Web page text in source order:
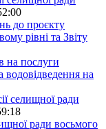
до проєкту
рівні та Звіту
на послуги
водовідведення на
селищної ради
ради восьмого